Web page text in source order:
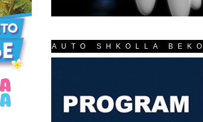
AUTO SHKOLLA BEKO